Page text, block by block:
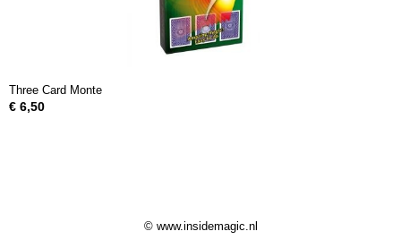
Three Card Monte
€ 6,50
© www.insidemagic.nl